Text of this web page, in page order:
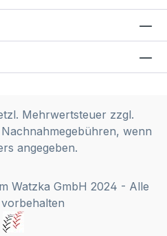
Mehrwertsteuer zzgl.
wenn
angegeben.
Watzka GmbH 2024 - Alle